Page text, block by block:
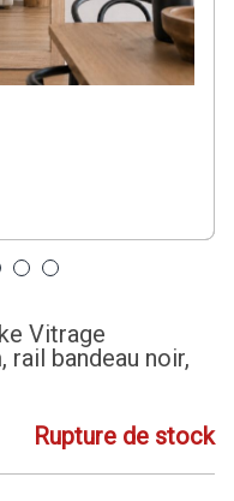
Vitrage
bandeau noir,
Rupture de stock